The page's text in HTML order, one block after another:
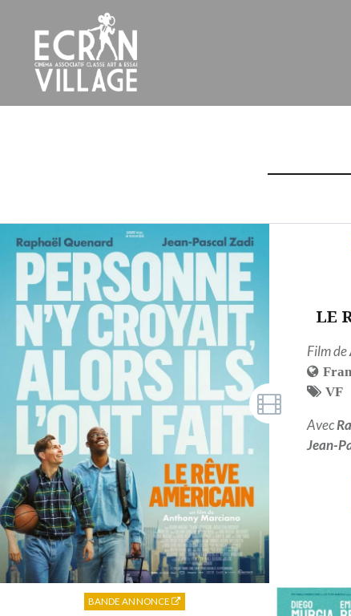
contenu
principal
ÉCRAN VILLAGE
LE
Film de
VF
Avec
Jean-
BANDE ANNONCE